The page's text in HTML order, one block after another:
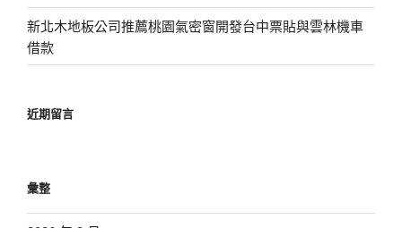
新北木地板公司推薦桃園氣密窗開發台中票貼與雲林機車
借款
近期留言
彙整